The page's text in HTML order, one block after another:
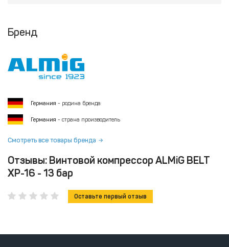
Бренд
Германия - родина бренда
Германия - страна производитель
Смотреть все товары бренда
Отзывы: Винтовой компрессор ALMiG BELT
XP-16 - 13 бар
Оставьте первый отзыв